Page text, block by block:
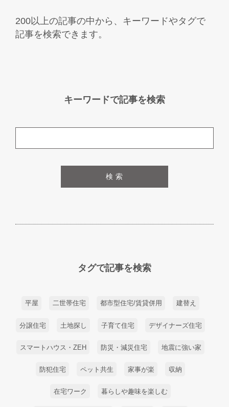
200以上の記事の中から、キーワードやタグで
記事を検索できます。
キーワードで記事を検索
検 索
タグで記事を検索
平屋 二世帯住宅 都市型住宅/賃貸併用 建替え
分譲住宅 土地探し 子育て住宅 デザイナーズ住宅
スマートハウス・ZEH 防災・減災住宅 地震に強い家
防犯住宅 ペット共生 家事が楽 収納
在宅ワーク 暮らしや趣味を楽しむ